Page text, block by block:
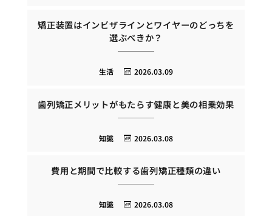
矯正装置はインビザラインとワイヤーのどっちを
選ぶべきか？
2026.03.09
生活
歯列矯正メリットがもたらす健康と美の相乗効果
2026.03.08
知識
費用と期間で比較する歯列矯正種類の違い
2026.03.08
知識